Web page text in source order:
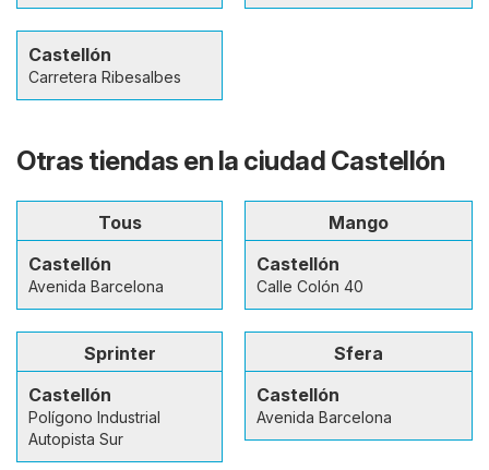
Castellón
Carretera Ribesalbes
Otras tiendas en la ciudad Castellón
Tous
Castellón
Avenida Barcelona
Mango
Castellón
Calle Colón 40
Sprinter
Castellón
Polígono Industrial
Autopista Sur
Sfera
Castellón
Avenida Barcelona